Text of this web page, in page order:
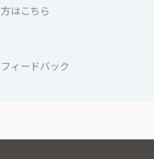
はこちら
ィードバック